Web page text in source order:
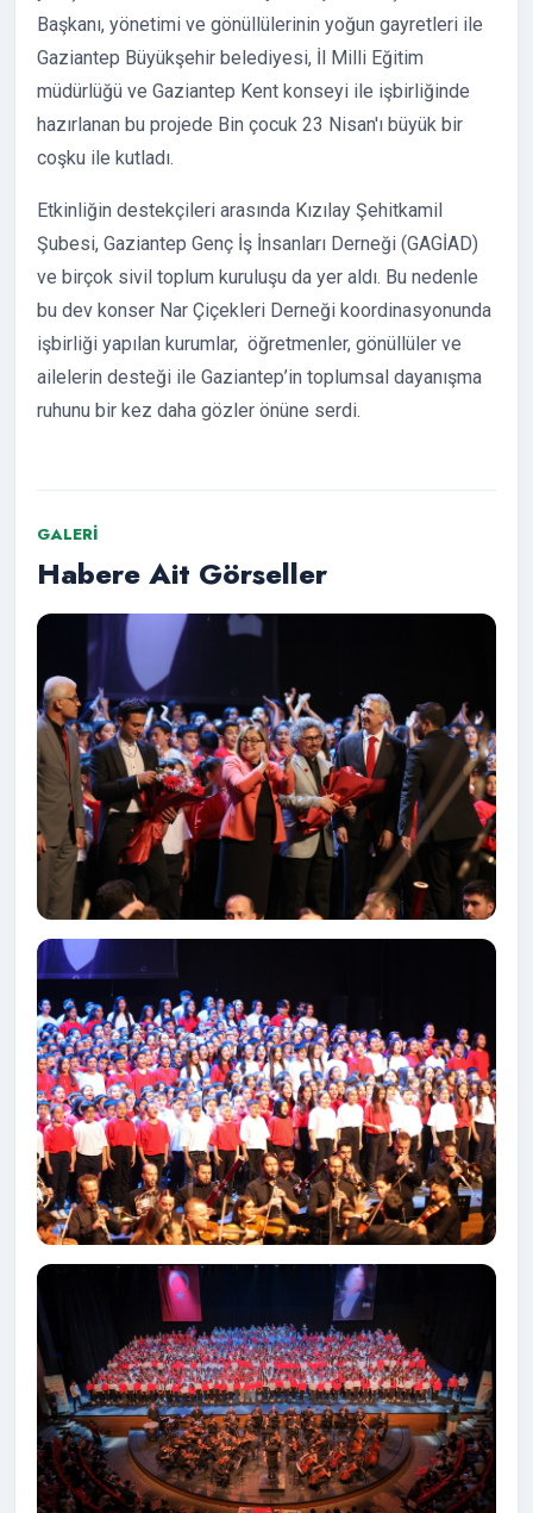
Başkanı, yönetimi ve gönüllülerinin yoğun gayretleri ile
Gaziantep Büyükşehir belediyesi, İl Milli Eğitim
müdürlüğü ve Gaziantep Kent konseyi ile işbirliğinde
hazırlanan bu projede Bin çocuk 23 Nisan'ı büyük bir
coşku ile kutladı.
Etkinliğin destekçileri arasında Kızılay Şehitkamil
Şubesi, Gaziantep Genç İş İnsanları Derneği (GAGİAD)
ve birçok sivil toplum kuruluşu da yer aldı. Bu nedenle
bu dev konser Nar Çiçekleri Derneği koordinasyonunda
işbirliği yapılan kurumlar, öğretmenler, gönüllüler ve
ailelerin desteği ile Gaziantep’in toplumsal dayanışma
ruhunu bir kez daha gözler önüne serdi.
GALERI
Habere Ait Görseller